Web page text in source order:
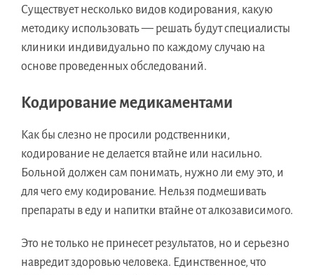
Существует несколько видов кодирования, какую
методику использовать — решать будут специалисты
клиники индивидуально по каждому случаю на
основе проведенных обследований.
Кодирование медикаментами
Как бы слезно не просили родственники,
кодирование не делается втайне или насильно.
Больной должен сам понимать, нужно ли ему это, и
для чего ему кодирование. Нельзя подмешивать
препараты в еду и напитки втайне от алкозависимого.
Это не только не принесет результатов, но и серьезно
навредит здоровью человека. Единственное, что